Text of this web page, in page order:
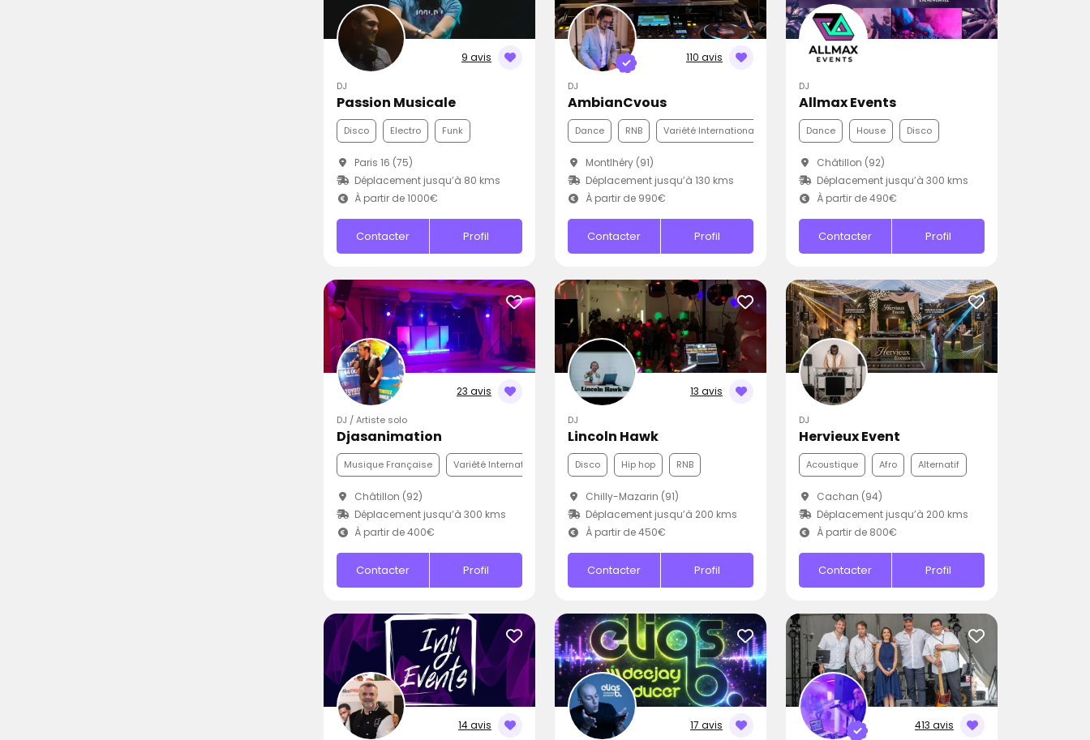
9 avis
DJ
Passion Musicale
Disco Electro Funk
Paris 16 (75)
Déplacement jusqu’à 80 kms
À partir de 1000€
Contacter Profil
110 avis
DJ
AmbianCvous
Dance RNB Variété Internationale
Montlhéry (91)
Déplacement jusqu’à 130 kms
À partir de 990€
Contacter Profil
DJ
Allmax Events
Dance House Disco
Châtillon (92)
Déplacement jusqu’à 300 kms
À partir de 490€
Contacter Profil
23 avis
DJ / Artiste solo
Djasanimation
Musique Française Variété Internationale Disco
Châtillon (92)
Déplacement jusqu’à 300 kms
À partir de 400€
Contacter Profil
13 avis
DJ
Lincoln Hawk
Disco Hip hop RNB
Chilly-Mazarin (91)
Déplacement jusqu’à 200 kms
À partir de 450€
Contacter Profil
DJ
Hervieux Event
Acoustique Afro Alternatif
Cachan (94)
Déplacement jusqu’à 200 kms
À partir de 800€
Contacter Profil
14 avis 17 avis 413 avis